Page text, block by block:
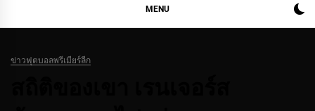
MENU
ข่าวฟุตบอลพรีเมียร์ลีก